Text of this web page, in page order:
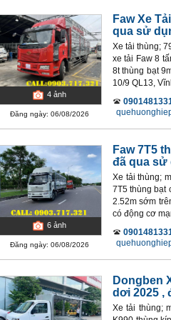
4 ảnh
Đăng ngày: 06/08/2026
Faw Xe
qua sử
Xe tải thùng;
xe tải Faw 8
8t thùng bạt
10/9 QL13,
6 ảnh
Đăng ngày: 06/08/2026
Faw 7T5
đã qua sử
Xe tải thùng;
7T5 thùng bạt
2.52m sớm
có động cơ
Dongben
dơi 2025 ,
Xe tải thùng;